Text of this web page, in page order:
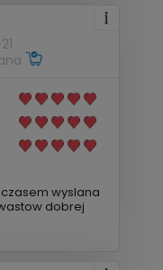
wyslana
dobrej